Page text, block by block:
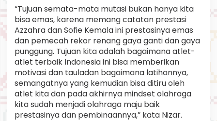
“Tujuan semata-mata mutasi bukan hanya kita
bisa emas, karena memang catatan prestasi
Azzahra dan Sofie Kemala ini prestasinya emas
dan pemecah rekor renang gaya ganti dan gaya
punggung. Tujuan kita adalah bagaimana atlet-
atlet terbaik Indonesia ini bisa memberikan
motivasi dan tauladan bagaimana latihannya,
semangatnya yang kemudian bisa ditiru oleh
atlet kita dan pada akhirnya mindset olahraga
kita sudah menjadi olahraga maju baik
prestasinya dan pembinaannya,” kata Nizar.